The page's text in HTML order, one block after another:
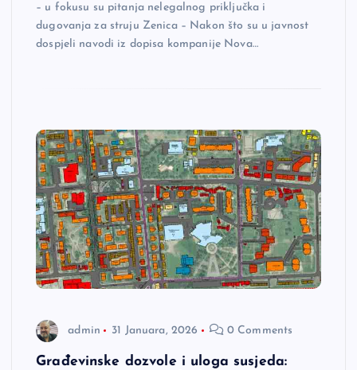
– u fokusu su pitanja nelegalnog priključka i
dugovanja za struju Zenica – Nakon što su u javnost
dospjeli navodi iz dopisa kompanije Nova…
admin 31 Januara, 2026 0 Comments
Građevinske dozvole i uloga susjeda: